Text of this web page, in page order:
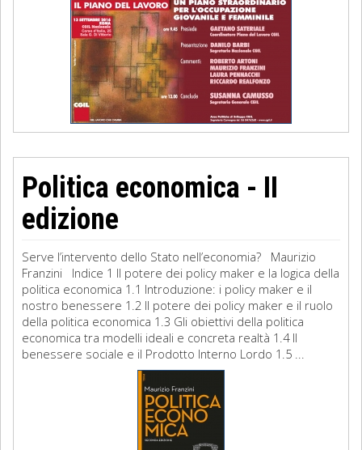
Politica economica - II
edizione
Serve l’intervento dello Stato nell’economia? Maurizio
Franzini Indice 1 Il potere dei policy maker e la logica della
politica economica 1.1 Introduzione: i policy maker e il
nostro benessere 1.2 Il potere dei policy maker e il ruolo
della politica economica 1.3 Gli obiettivi della politica
economica tra modelli ideali e concreta realtà 1.4 Il
benessere sociale e il Prodotto Interno Lordo 1.5 ...